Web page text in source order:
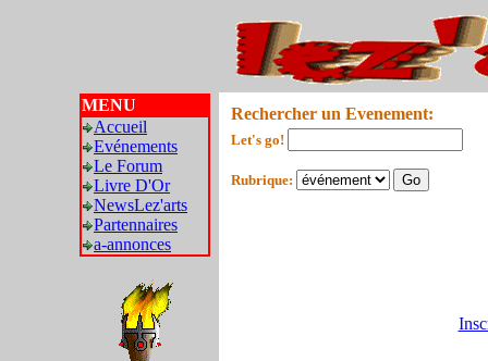
MENU
Accueil
Evénements
Le Forum
Livre D'Or
NewsLez'arts
Partennaires
a-annonces
Rechercher un Evenement:
Let's go!
Rubrique: